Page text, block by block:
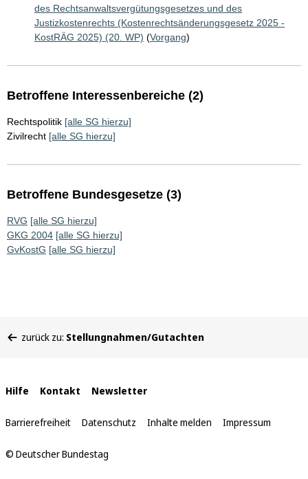
des Rechtsanwaltsvergütungsgesetzes und des
Justizkostenrechts (Kostenrechtsänderungsgesetz 2025 -
KostRÄG 2025) (20. WP) (Vorgang)
Betroffene Interessenbereiche (2)
Rechtspolitik [alle SG hierzu]
Zivilrecht [alle SG hierzu]
Betroffene Bundesgesetze (3)
RVG [alle SG hierzu]
GKG 2004 [alle SG hierzu]
GvKostG [alle SG hierzu]
befinden
zurück zu: Stellungnahmen/Gutachten
Interne
Links
Hilfe Kontakt Newsletter
Barrierefreiheit Datenschutz Inhalte melden Impressum
© Deutscher Bundestag